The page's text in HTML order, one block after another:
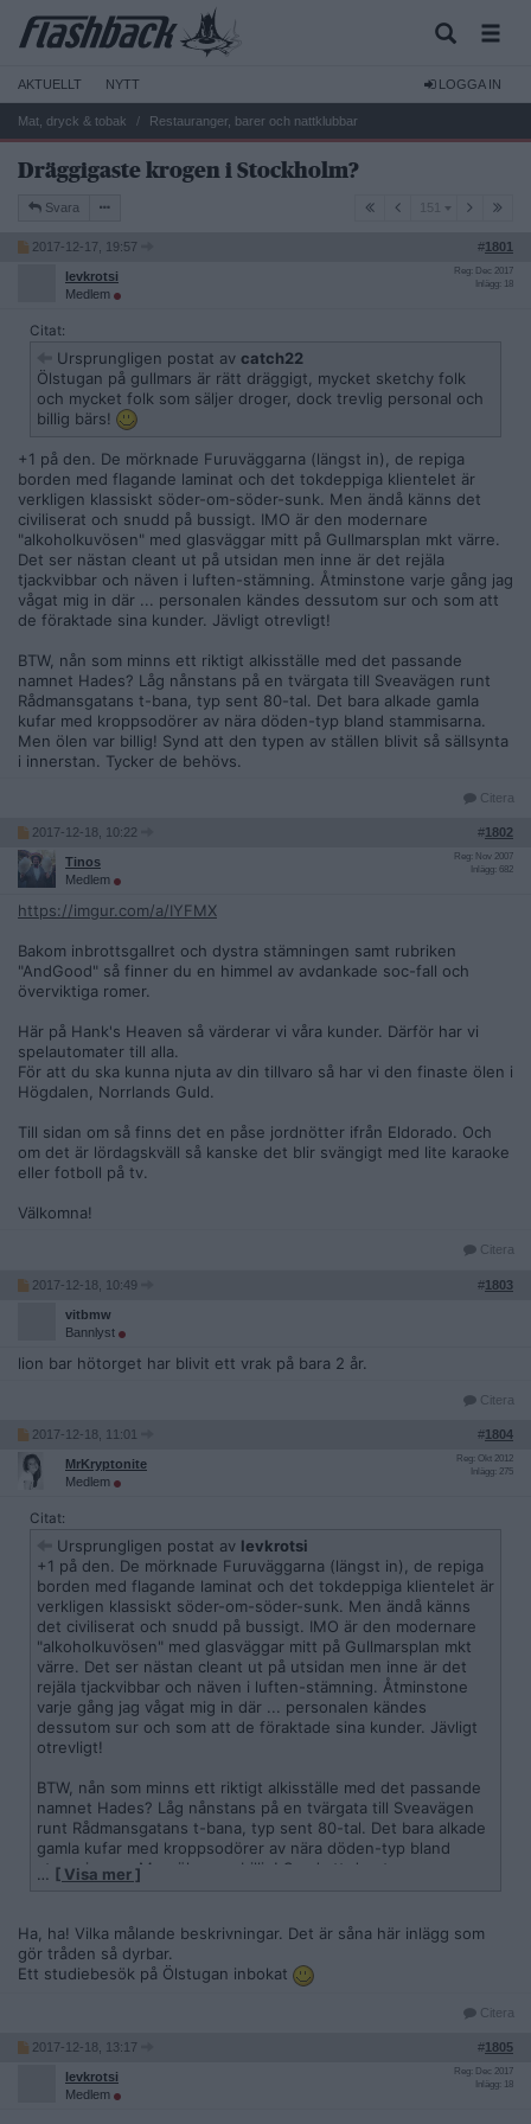
AKTUELLT NYTT LOGGA IN
Mat, dryck & tobak Restauranger, barer och nattklubbar
Dräggigaste krogen i Stockholm?
Svara 151 151
2017-12-17, 19:57 #1801
levkrotsi
Medlem
Reg: Dec 2017
Inlägg: 18
Citat:
Ursprungligen postat av catch22
Ölstugan på gullmars är rätt dräggigt, mycket sketchy folk
och mycket folk som säljer droger, dock trevlig personal och
billig bärs!
+1 på den. De mörknade Furuväggarna (längst in), de repiga
borden med flagande laminat och det tokdeppiga klientelet är
verkligen klassiskt söder-om-söder-sunk. Men ändå känns det
civiliserat och snudd på bussigt. IMO är den modernare
"alkoholkuvösen" med glasväggar mitt på Gullmarsplan mkt värre.
Det ser nästan cleant ut på utsidan men inne är det rejäla
tjackvibbar och näven i luften-stämning. Åtminstone varje gång jag
vågat mig in där ... personalen kändes dessutom sur och som att
de föraktade sina kunder. Jävligt otrevligt!
BTW, nån som minns ett riktigt alkisställe med det passande
namnet Hades? Låg nånstans på en tvärgata till Sveavägen runt
Rådmansgatans t-bana, typ sent 80-tal. Det bara alkade gamla
kufar med kroppsodörer av nära döden-typ bland stammisarna.
Men ölen var billig! Synd att den typen av ställen blivit så sällsynta
i innerstan. Tycker de behövs.
Citera
2017-12-18, 10:22 #1802
Tinos
Medlem
Reg: Nov 2007
Inlägg: 682
https://imgur.com/a/IYFMX
Bakom inbrottsgallret och dystra stämningen samt rubriken
"AndGood" så finner du en himmel av avdankade soc-fall och
överviktiga romer.
Här på Hank's Heaven så värderar vi våra kunder. Därför har vi
spelautomater till alla.
För att du ska kunna njuta av din tillvaro så har vi den finaste ölen i
Högdalen, Norrlands Guld.
Till sidan om så finns det en påse jordnötter ifrån Eldorado. Och
om det är lördagskväll så kanske det blir svängigt med lite karaoke
eller fotboll på tv.
Välkomna!
Citera
2017-12-18, 10:49 #1803
vitbmw
Bannlyst
lion bar hötorget har blivit ett vrak på bara 2 år.
Citera
2017-12-18, 11:01 #1804
MrKryptonite
Medlem
Reg: Okt 2012
Inlägg: 275
Citat:
Ursprungligen postat av levkrotsi
+1 på den. De mörknade Furuväggarna (längst in), de repiga
borden med flagande laminat och det tokdeppiga klientelet är
verkligen klassiskt söder-om-söder-sunk. Men ändå känns
det civiliserat och snudd på bussigt. IMO är den modernare
"alkoholkuvösen" med glasväggar mitt på Gullmarsplan mkt
värre. Det ser nästan cleant ut på utsidan men inne är det
rejäla tjackvibbar och näven i luften-stämning. Åtminstone
varje gång jag vågat mig in där ... personalen kändes
dessutom sur och som att de föraktade sina kunder. Jävligt
otrevligt!
BTW, nån som minns ett riktigt alkisställe med det passande
namnet Hades? Låg nånstans på en tvärgata till Sveavägen
runt Rådmansgatans t-bana, typ sent 80-tal. Det bara alkade
gamla kufar med kroppsodörer av nära döden-typ bland
stammisarna. Men ölen var billig! Synd att den typen av
ställen blivit så sällsynta i innerstan. Tycker de behövs.
… [ Visa mer ]
Ha, ha! Vilka målande beskrivningar. Det är såna här inlägg som
gör tråden så dyrbar.
Ett studiebesök på Ölstugan inbokat
Citera
2017-12-18, 13:17 #1805
levkrotsi
Medlem
Reg: Dec 2017
Inlägg: 18